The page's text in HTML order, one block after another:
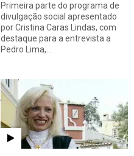
Primeira parte do programa de
divulgação social apresentado
por Cristina Caras Lindas, com
destaque para a entrevista a
Pedro Lima,…